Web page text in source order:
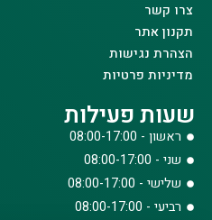
צרו קשר
תקנון אתר
הצהרת נגישות
מדיניות פרטיות
שעות פעילות
ראשון - 08:00-17:00
שני - 08:00-17:00
שלישי - 08:00-17:00
רביעי - 08:00-17:00